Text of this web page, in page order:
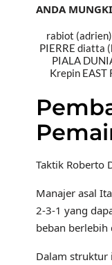
ANDA
rabiot
PIERRE diatta
PIALA
Krepin EAST
Taktik Roberto
Manajer asal
2-3-1 yang
beban berlebih
Dalam struktur